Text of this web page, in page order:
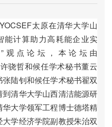
YOCSEF太原在清华大学山
能计算助力高耗能企业实
” 观 点论 坛 ， 本论 坛 由
许骁哲和候任学术秘书董云
张陆钊和候任学术秘书翟双
到清华大学山西清洁能源研
华大学领军工程博士德塔精
大学经济学院副教授朱治双